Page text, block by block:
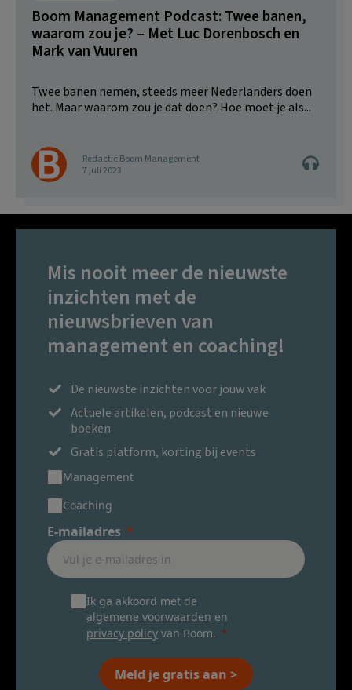
Boom Management Podcast: Twee banen,
waarom zou je? – Met Luc Dorenbosch en
Mark van Vuuren
Twee banen nemen, steeds meer Nederlanders doen
het. Maar waarom zou je dat doen? Hoe moet je als...
Redactie Boom Management
7 juli 2023
Mis nooit meer de nieuwste
inzichten met de
nieuwsbrieven van
management en coaching!
De nieuwste inzichten voor jouw vak
Actuele artikelen, podcast en nieuwe
boeken
Gratis platform, korting bij events
Management
Coaching
E-mailadres
Ik ga akkoord met de
algemene voorwaarden en
privacy policy van Boom.
Meld je gratis aan >